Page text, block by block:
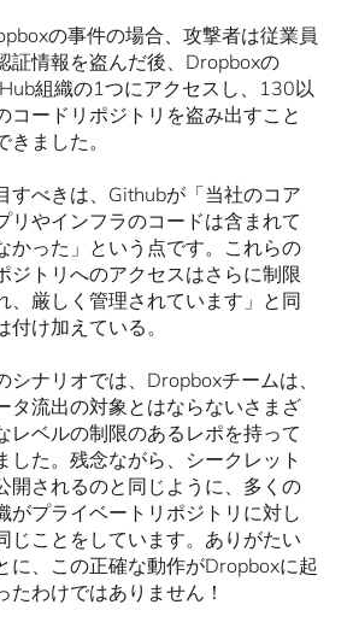
の事件の場合、攻撃者は従業員
証情報を盗んだ後、Dropboxの
組織の1つにアクセスし、130以
コードリポジトリを盗み出すこと
きました。
すべきは、Githubが「当社のコア
リやインフラのコードは含まれて
かった」という点です。これらの
ジトリへのアクセスはさらに制限
、厳しく管理されています」と同
付け加えている。
シナリオでは、Dropboxチームは、
タ流出の対象とはならないさまざ
レベルの制限のあるレポを持って
した。残念ながら、シークレット
開されるのと同じように、多くの
がプライベートリポジトリに対し
じことをしています。ありがたい
に、この正確な動作がDropboxに起
たわけではありません！